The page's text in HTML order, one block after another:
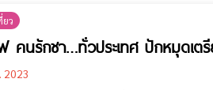
ยว
คนรักชา…ทั่วประเทศ ปักหมุดเต
2023